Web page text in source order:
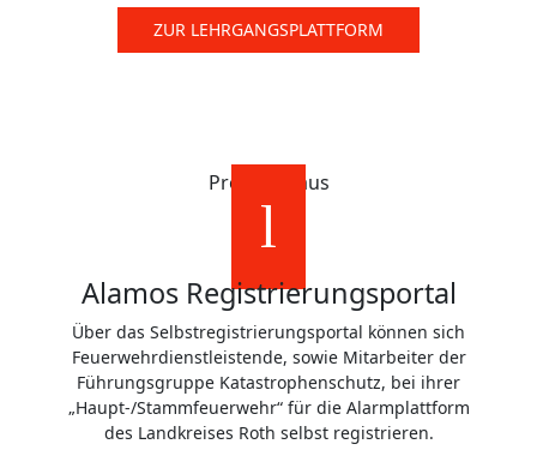
ZUR LEHRGANGSPLATTFORM
Probier's aus
Alamos Registrierungsportal
Über das Selbstregistrierungsportal können sich
Feuerwehrdienstleistende, sowie Mitarbeiter der
Führungsgruppe Katastrophenschutz, bei ihrer
„Haupt-/Stammfeuerwehr“ für die Alarmplattform
des Landkreises Roth selbst registrieren.